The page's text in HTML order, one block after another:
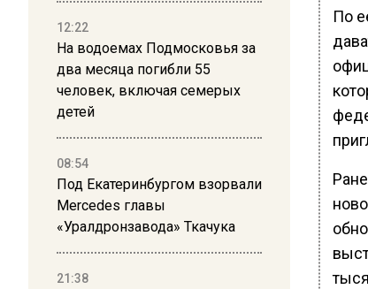
12:22
На водоемах Подмосковья за
два месяца погибли 55
человек, включая семерых
детей
08:54
Под Екатеринбургом взорвали
Mercedes главы
«Уралдронзавода» Ткачука
21:38
По